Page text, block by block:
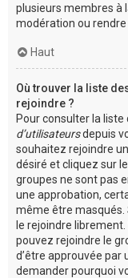
plusieurs membres à
modération ou
Haut
Où trouver la liste
rejoindre ?
Pour consulter la liste
d’utilisateursdepuis
souhaitez rejoindre
désiré et cliquez sur
groupes ne sont pas
une approbation,
même être masqués.
le rejoindre
pouvez rejoindre le
d’être approuvée par
demander pourquoi